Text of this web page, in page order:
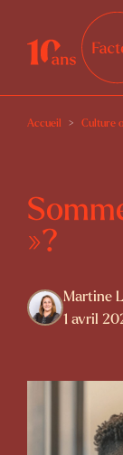
Accueil Culture
»?
Martine
1 avril